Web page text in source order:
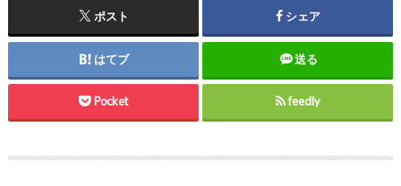
ポスト シェア
はてブ 送る
Pocket feedly